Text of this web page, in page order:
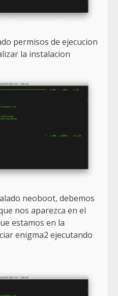
permisos de ejecucion
la instalacion
neoboot, debemos
nos aparezca en el
estamos en la
enigma2 ejecutando